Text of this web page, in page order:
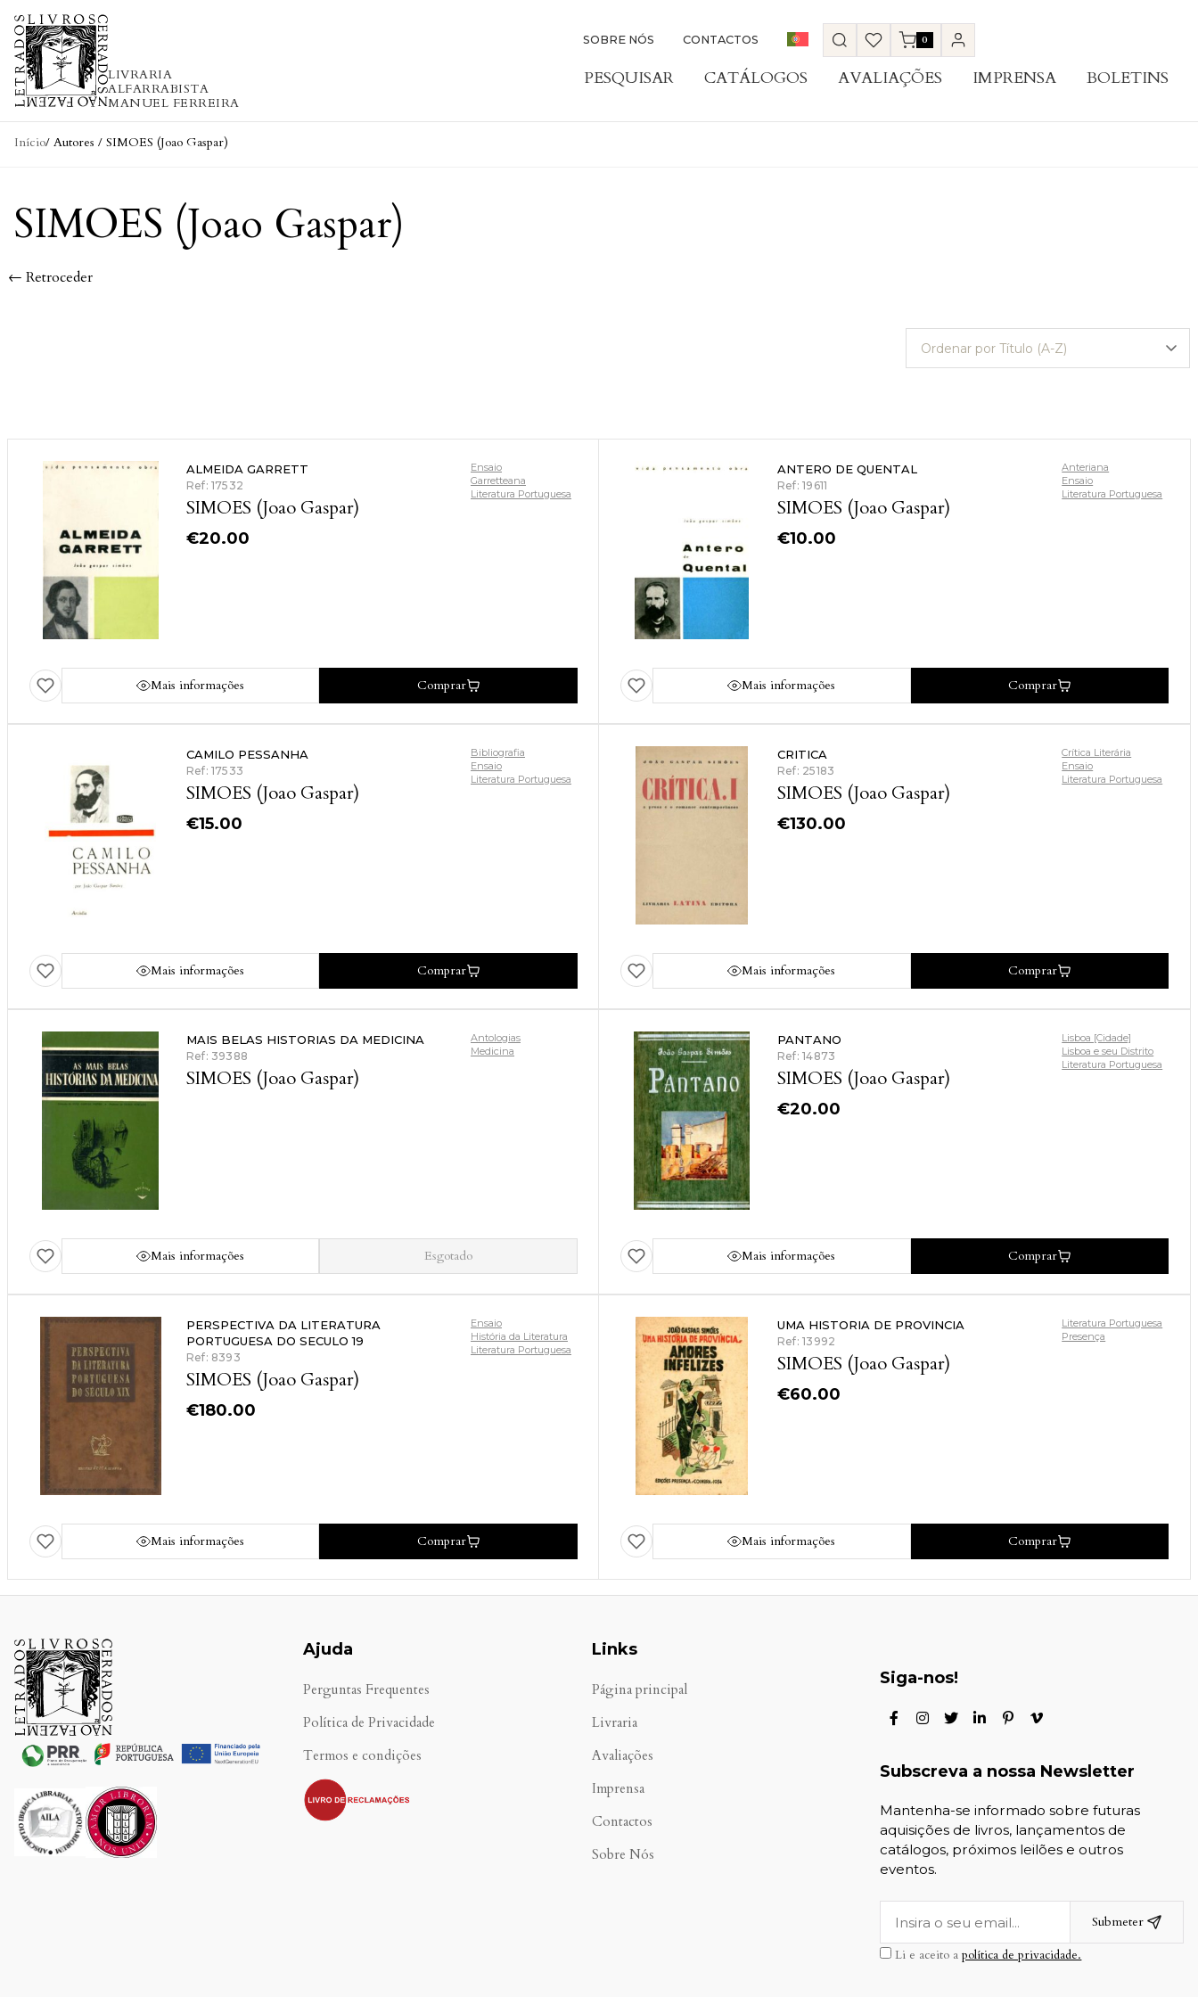
Skip to content
LIVRARIA
ALFARRABISTA
MANUEL FERREIRA
SOBRE NÓS CONTACTOS 0
PESQUISAR CATÁLOGOS AVALIAÇÕES IMPRENSA BOLETINS
Início/ Autores / SIMOES (Joao Gaspar)
SIMOES (Joao Gaspar)
← Retroceder
ALMEIDA GARRETT
Ref: 17532
SIMOES (Joao Gaspar)
€20.00
Ensaio
Garretteana
Literatura Portuguesa
Mais informações Comprar
ANTERO DE QUENTAL
Ref: 19611
SIMOES (Joao Gaspar)
€10.00
Anteriana
Ensaio
Literatura Portuguesa
Mais informações Comprar
CAMILO PESSANHA
Ref: 17533
SIMOES (Joao Gaspar)
€15.00
Bibliografia
Ensaio
Literatura Portuguesa
Mais informações Comprar
CRITICA
Ref: 25183
SIMOES (Joao Gaspar)
€130.00
Crítica Literária
Ensaio
Literatura Portuguesa
Mais informações Comprar
MAIS BELAS HISTORIAS DA MEDICINA
Ref: 39388
SIMOES (Joao Gaspar)
Antologias
Medicina
Mais informações Esgotado
PANTANO
Ref: 14873
SIMOES (Joao Gaspar)
€20.00
Lisboa [Cidade]
Lisboa e seu Distrito
Literatura Portuguesa
Mais informações Comprar
PERSPECTIVA DA LITERATURA
PORTUGUESA DO SECULO 19
Ref: 8393
SIMOES (Joao Gaspar)
€180.00
Ensaio
História da Literatura
Literatura Portuguesa
Mais informações Comprar
UMA HISTORIA DE PROVINCIA
Ref: 13992
SIMOES (Joao Gaspar)
€60.00
Literatura Portuguesa
Presença
Mais informações Comprar
Ajuda
Perguntas Frequentes
Política de Privacidade
Termos e condições
.
Links
Página principal
Livraria
Avaliações
Imprensa
Contactos
Sobre Nós
Siga-nos!
Subscreva a nossa Newsletter
Mantenha-se informado sobre futuras
aquisições de livros, lançamentos de
catálogos, próximos leilões e outros
eventos.
Submeter
Li e aceito apolítica de privacidade.